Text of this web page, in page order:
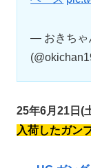
— おきちゃ
25年6月21日(
入荷したガン